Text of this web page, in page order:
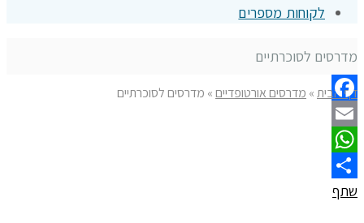
לקוחות מספרים
מדרסים לסוכרתיים
דף הבית» מדרסים אורטופדיים» מדרסים לסוכרתיים
Facebook
Email
WhatsApp
שתף